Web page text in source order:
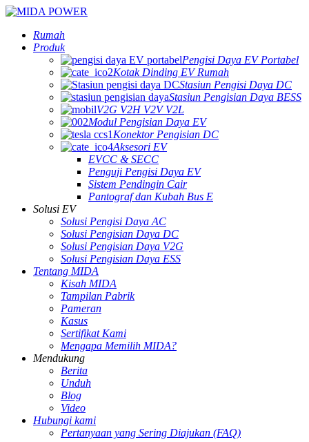
Rumah
Produk
Pengisi Daya EV Portabel
Kotak Dinding EV Rumah
Stasiun Pengisi Daya DC
Stasiun Pengisian Daya BESS
V2G V2H V2V V2L
Modul Pengisian Daya EV
Konektor Pengisian DC
Aksesori EV
EVCC & SECC
Penguji Pengisi Daya EV
Sistem Pendingin Cair
Pantograf dan Kubah Bus E
Solusi EV
Solusi Pengisi Daya AC
Solusi Pengisian Daya DC
Solusi Pengisian Daya V2G
Solusi Pengisian Daya ESS
Tentang MIDA
Kisah MIDA
Tampilan Pabrik
Pameran
Kasus
Sertifikat Kami
Mengapa Memilih MIDA?
Mendukung
Berita
Unduh
Blog
Video
Hubungi kami
Pertanyaan yang Sering Diajukan (FAQ)